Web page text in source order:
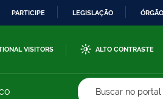
PARTICIPE LEGISLAÇÃO
VISITORS ALTO CONTRASTE
Buscar no portal